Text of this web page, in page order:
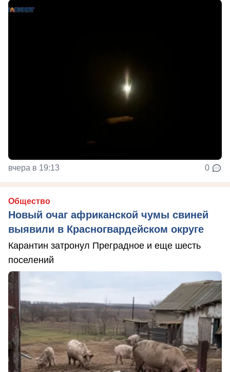
вчера в 19:13 0
Общество
Новый очаг африканской чумы свиней
выявили в Красногвардейском округе
Карантин затронул Преградное и еще шесть
поселений